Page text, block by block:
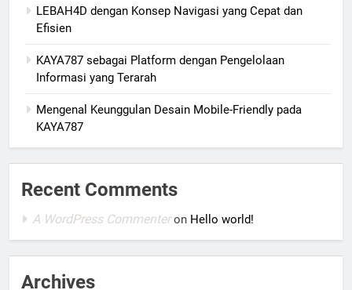
LEBAH4D dengan Konsep Navigasi yang Cepat dan
Efisien
KAYA787 sebagai Platform dengan Pengelolaan
Informasi yang Terarah
Mengenal Keunggulan Desain Mobile-Friendly pada
KAYA787
Recent Comments
A WordPress Commenteron Hello world!
Archives